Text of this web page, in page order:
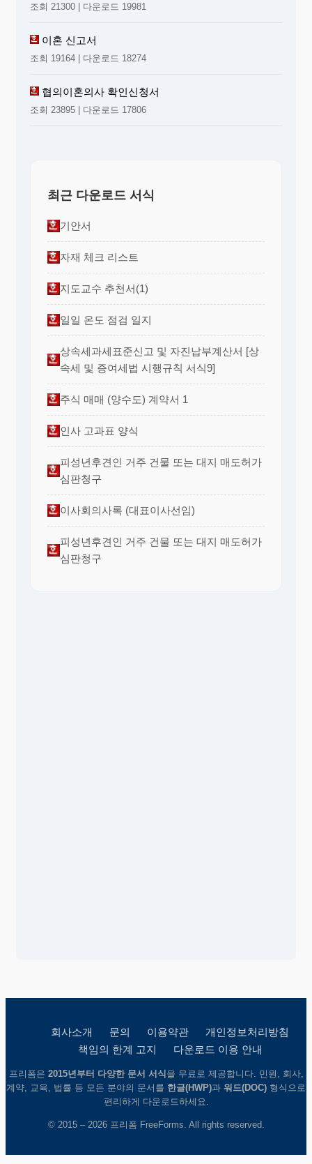
조회 21300 | 다운로드 19981
이혼 신고서
조회 19164 | 다운로드 18274
협의이혼의사 확인신청서
조회 23895 | 다운로드 17806
최근 다운로드 서식
기안서
자재 체크 리스트
지도교수 추천서(1)
일일 온도 점검 일지
상속세과세표준신고 및 자진납부계산서 [상
속세 및 증여세법 시행규칙 서식9]
주식 매매 (양수도) 계약서 1
인사 고과표 양식
피성년후견인 거주 건물 또는 대지 매도허가
심판청구
이사회의사록 (대표이사선임)
피성년후견인 거주 건물 또는 대지 매도허가
심판청구
회사소개 문의 이용약관
개인정보처리방침
책임의 한계 고지
다운로드 이용 안내
프리폼은 2015년부터 다양한 문서 서식 을 무료로 제공합니다. 민원, 회사,
계약, 교육, 법률 등 모든 분야의 문서를 한글(HWP)과 워드(DOC) 형식으로
편리하게 다운로드하세요.
© 2015 – 2026 프리폼 FreeForms. All rights reserved.